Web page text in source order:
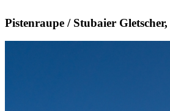
Pistenraupe / Stubaier